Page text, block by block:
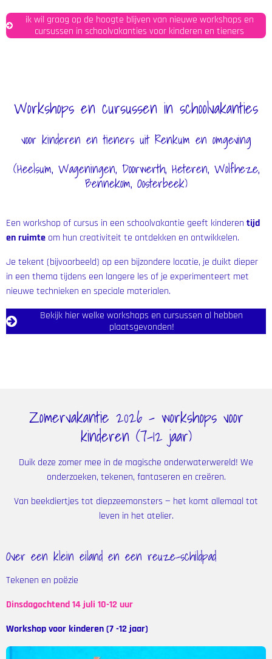
ik wil graag op de hoogte blijven van nieuwe workshops en
cursussen in schoolvakanties voor kinderen en tieners
Workshops en cursussen in schoolvakanties
voor kinderen en tieners uit Renkum en omgeving
(Heelsum, Wageningen, Doorwerth, Heteren, Wolfheze,
Bennekom, Oosterbeek)
Een workshop of cursus in een schoolvakantie geeft kinderen tijd
en ruimte om hun creativiteit te ontdekken en ontwikkelen.
Je tekent (bijvoorbeeld) op een bijzondere locatie, je duikt dieper
in een thema tijdens een langere les of je experimenteert met
nieuwe technieken en speciale materialen.
Bekijk hier welke workshops en cursussen al hebben
plaatsgevonden!
Zomervakantie 2026 - workshops voor
kinderen (7-12 jaar)
Duik deze zomer mee in de magische onderwaterwereld! We
onderzoeken, tekenen, fantaseren en creëren.
Van beekdiertjes tot diepzeemonsters — het komt allemaal tot
leven in het atelier.
Over een klein eiland en een reuze-schildpad
Tekenen en poëzie
Dinsdagochtend 14 juli 10-12 uur
Workshop voor kinderen (7 -12 jaar)